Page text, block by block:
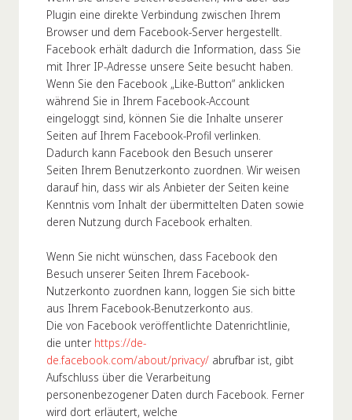
Plugin eine direkte Verbindung zwischen Ihrem
Browser und dem Facebook-Server hergestellt.
Facebook erhält dadurch die Information, dass Sie
mit Ihrer IP-Adresse unsere Seite besucht haben.
Wenn Sie den Facebook „Like-Button“ anklicken
während Sie in Ihrem Facebook-Account
eingeloggt sind, können Sie die Inhalte unserer
Seiten auf Ihrem Facebook-Profil verlinken.
Dadurch kann Facebook den Besuch unserer
Seiten Ihrem Benutzerkonto zuordnen. Wir weisen
darauf hin, dass wir als Anbieter der Seiten keine
Kenntnis vom Inhalt der übermittelten Daten sowie
deren Nutzung durch Facebook erhalten.
Wenn Sie nicht wünschen, dass Facebook den
Besuch unserer Seiten Ihrem Facebook-
Nutzerkonto zuordnen kann, loggen Sie sich bitte
aus Ihrem Facebook-Benutzerkonto aus.
Die von Facebook veröffentlichte Datenrichtlinie,
die unter https://de-
de.facebook.com/about/privacy/ abrufbar ist, gibt
Aufschluss über die Verarbeitung
personenbezogener Daten durch Facebook. Ferner
wird dort erläutert, welche